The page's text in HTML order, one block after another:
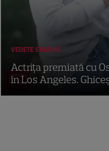
11
VEDETE STRĂINE
Actrița premiată cu
în Los Angeles.